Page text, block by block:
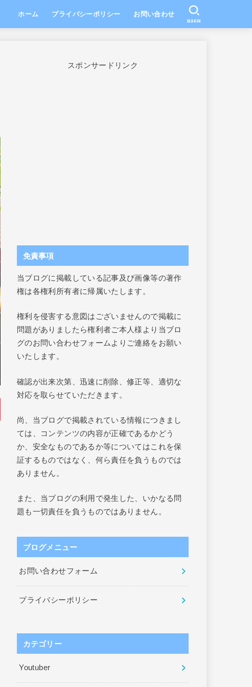
ホーム プライバシーポリシー お問い合わせ
SEARCH
スポンサードリンク
免責事項
当ブログに掲載している記事及び画像等の著作
権は各権利所有者に帰属いたします。
権利を侵害する意図はございませんので掲載に
問題がありましたら権利者ご本人様より当ブロ
グのお問い合わせフォームよりご連絡をお願い
いたします。
確認が出来次第、迅速に削除、修正等、適切な
対応を取らせていただきます。
尚、当ブログで掲載されている情報につきまし
ては、コンテンツの内容が正確であるかどう
か、安全なものであるか等についてはこれを保
証するものではなく、何ら責任を負うものでは
ありません。
また、当ブログの利用で発生した、いかなる問
題も一切責任を負うものではありません。
ブログメニュー
お問い合わせフォーム
プライバシーポリシー
カテゴリー
Youtuber